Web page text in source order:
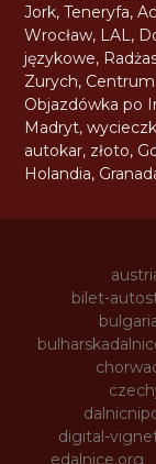
Jork,Teneryfa,
Wrocław, LAL,
językowe,
Zurych,
Objazdówka po
Madryt,
autokar, złoto,
Holandia,
bilet-
digital-
edalnice.org